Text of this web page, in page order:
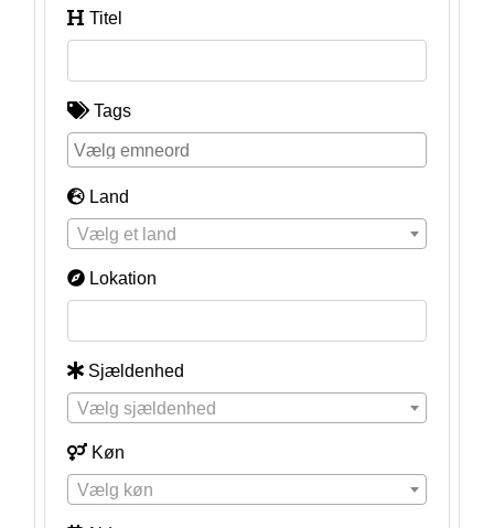
Titel
Tags
Land
Vælg et land
Lokation
Sjældenhed
Vælg sjældenhed
Køn
Vælg køn